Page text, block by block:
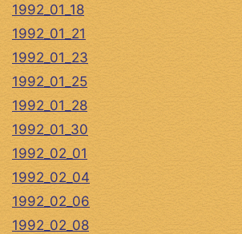
1992_01_18
1992_01_21
1992_01_23
1992_01_25
1992_01_28
1992_01_30
1992_02_01
1992_02_04
1992_02_06
1992_02_08